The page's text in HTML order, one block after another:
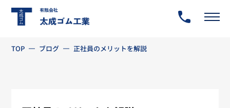
TOP ブログ 正社員のメリットを解説